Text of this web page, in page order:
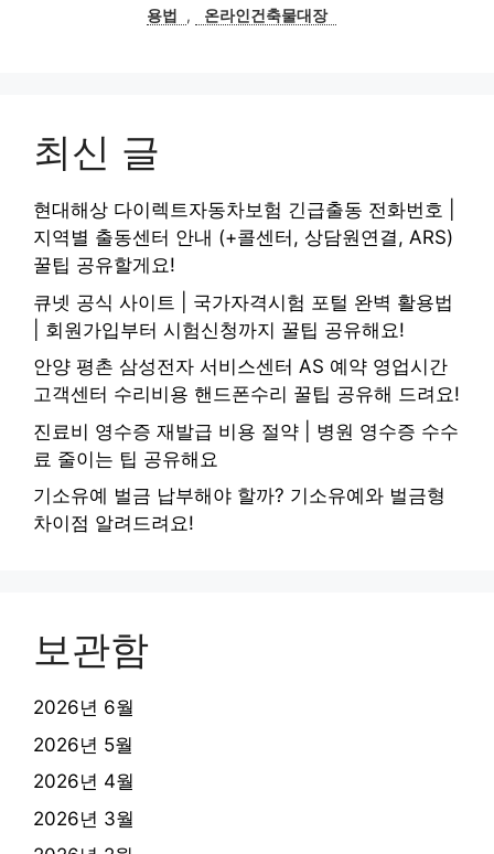
용법
, 온라인건축물대장
최신 글
현대해상 다이렉트자동차보험 긴급출동 전화번호 |
지역별 출동센터 안내 (+콜센터, 상담원연결, ARS)
꿀팁 공유할게요!
큐넷 공식 사이트 | 국가자격시험 포털 완벽 활용법
| 회원가입부터 시험신청까지 꿀팁 공유해요!
안양 평촌 삼성전자 서비스센터 AS 예약 영업시간
고객센터 수리비용 핸드폰수리 꿀팁 공유해 드려요!
진료비 영수증 재발급 비용 절약 | 병원 영수증 수수
료 줄이는 팁 공유해요
기소유예 벌금 납부해야 할까? 기소유예와 벌금형
차이점 알려드려요!
보관함
2026년 6월
2026년 5월
2026년 4월
2026년 3월